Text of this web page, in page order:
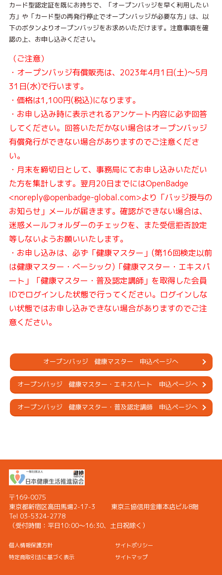
カード型認定証を既にお持ちで、「オープンバッジを早く利用したい
方」や「カード型の再発行停止でオープンバッジが必要な方」は、以
下のボタンよりオープンバッジをお求めいただけます。注意事項を確
認の上、お申し込みください。
（ご注意）
・オープンバッジ有償販売は、2023年4月1日(土)～5月
31日(水)で行います。
・価格は1,100円(税込)になります。
・お申し込み時に表示されるアンケート内容に必ず回答
してください。回答いただかない場合はオープンバッジ
有償発行ができない場合がありますのでご注意くださ
い。
・月末を締切日として、事務局にてお申し込みいただい
た方を集計します。翌月20日までにはOpenBadge
<noreply@openbadge-global.com>より「バッジ授与の
お知らせ」メールが届きます。確認ができない場合は、
迷惑メールフォルダーのチェックを、また受信拒否設定
等しないようお願いいたします。
・お申し込みは、必ず「健康マスター」(第16回検定以前
は健康マスター・ベーシック)「健康マスター・エキスパ
ート」「健康マスター・普及認定講師」を取得した会員
IDでログインした状態で行ってください。ログインしな
い状態ではお申し込みできない場合がありますのでご注
意ください。
オープンバッジ 健康マスター 申込ページへ
オープンバッジ 健康マスター・エキスパート 申込ページへ
オープンバッジ 健康マスター・普及認定講師 申込ページへ
〒169-0075
東京都新宿区高田馬場2-17-3 東京三協信用金庫本店ビル8階
Tel 03-5324-2778
（受付時間： 平日10:00〜16:30、土日祝除く）
個人情報保護方針
サイトポリシー
特定商取引法に基づく表示
サイトマップ